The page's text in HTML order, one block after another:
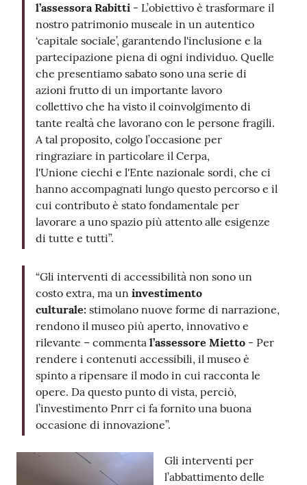
l’assessora Rabitti - L’obiettivo è trasformare il
nostro patrimonio museale in un autentico
‘capitale sociale’, garantendo l'inclusione e la
partecipazione piena di ogni individuo. Quelle
che presentiamo sabato sono una serie di
azioni frutto di un importante lavoro
collettivo che ha visto il coinvolgimento di
tante realtà che lavorano con le persone fragili.
A tal proposito, colgo l’occasione per
ringraziare in particolare il Cerpa,
l'Unione ciechi e l'Ente nazionale sordi, che ci
hanno accompagnati lungo questo percorso e il
cui contributo è stato fondamentale per
lavorare a uno spazio più attento alle esigenze
di tutte e tutti”.
“Gli interventi di accessibilità non sono un
costo extra, ma un investimento
culturale: stimolano nuove forme di narrazione,
rendono il museo più aperto, innovativo e
rilevante – commenta l’assessore Mietto - Per
rendere i contenuti accessibili, il museo è
spinto a ripensare il modo in cui racconta le
opere. Da questo punto di vista, perciò,
l’investimento Pnrr ci fa fornito una buona
occasione di innovazione”.
Gli interventi per
l’abbattimento delle